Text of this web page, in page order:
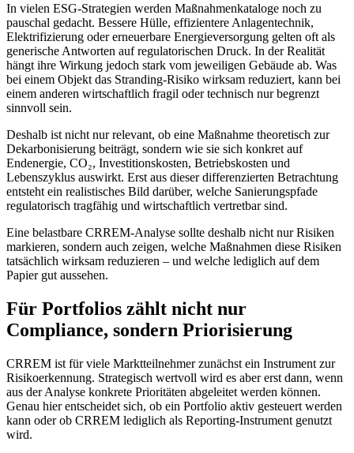
In vielen ESG-Strategien werden Maßnahmenkataloge noch zu
pauschal gedacht. Bessere Hülle, effizientere Anlagentechnik,
Elektrifizierung oder erneuerbare Energieversorgung gelten oft als
generische Antworten auf regulatorischen Druck. In der Realität
hängt ihre Wirkung jedoch stark vom jeweiligen Gebäude ab. Was
bei einem Objekt das Stranding-Risiko wirksam reduziert, kann bei
einem anderen wirtschaftlich fragil oder technisch nur begrenzt
sinnvoll sein.
Deshalb ist nicht nur relevant, ob eine Maßnahme theoretisch zur
Dekarbonisierung beiträgt, sondern wie sie sich konkret auf
Endenergie, CO₂, Investitionskosten, Betriebskosten und
Lebenszyklus auswirkt. Erst aus dieser differenzierten Betrachtung
entsteht ein realistisches Bild darüber, welche Sanierungspfade
regulatorisch tragfähig und wirtschaftlich vertretbar sind.
Eine belastbare CRREM-Analyse sollte deshalb nicht nur Risiken
markieren, sondern auch zeigen, welche Maßnahmen diese Risiken
tatsächlich wirksam reduzieren – und welche lediglich auf dem
Papier gut aussehen.
Für Portfolios zählt nicht nur
Compliance, sondern Priorisierung
CRREM ist für viele Marktteilnehmer zunächst ein Instrument zur
Risikoerkennung. Strategisch wertvoll wird es aber erst dann, wenn
aus der Analyse konkrete Prioritäten abgeleitet werden können.
Genau hier entscheidet sich, ob ein Portfolio aktiv gesteuert werden
kann oder ob CRREM lediglich als Reporting-Instrument genutzt
wird.